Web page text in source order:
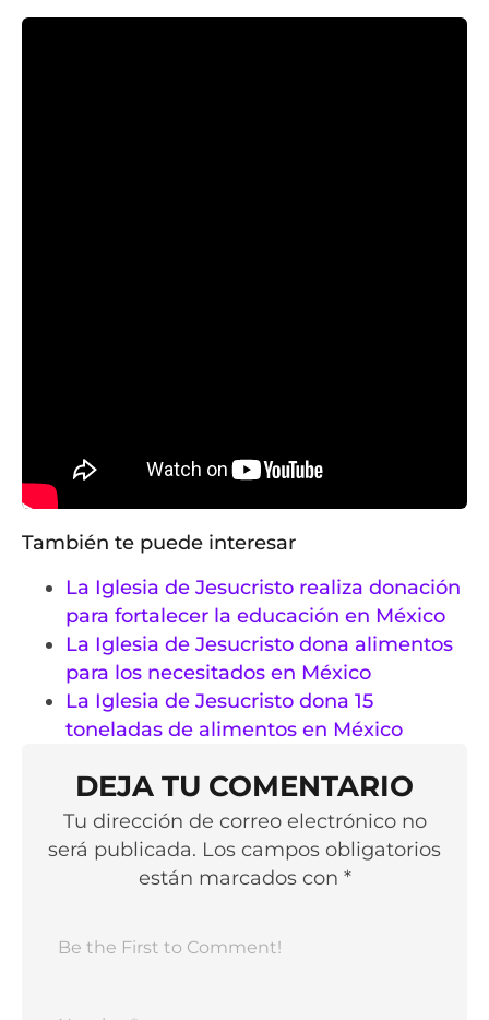
También te puede interesar
La Iglesia de Jesucristo realiza donación
para fortalecer la educación en México
La Iglesia de Jesucristo dona alimentos
para los necesitados en México
La Iglesia de Jesucristo dona 15
toneladas de alimentos en México
DEJA TU COMENTARIO
Tu dirección de correo electrónico no
será publicada. Los campos obligatorios
están marcados con *